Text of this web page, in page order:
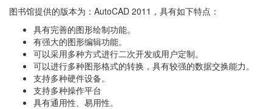
图书馆提供的版本为：AutoCAD 2011，具有如下特点：
具有完善的图形绘制功能。
有强大的图形编辑功能。
可以采用多种方式进行二次开发或用户定制。
可以进行多种图形格式的转换，具有较强的数据交换能力。
支持多种硬件设备。
支持多种操作平台
具有通用性、易用性。